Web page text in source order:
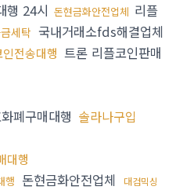
행 24시 돈현금화안전업체 리플
세탁 국내거래소fds해결업체
인전송대행 트론 리플코인판매
폐구매대행 솔라나구입
대행
행 돈현금화안전업체 대검믹싱